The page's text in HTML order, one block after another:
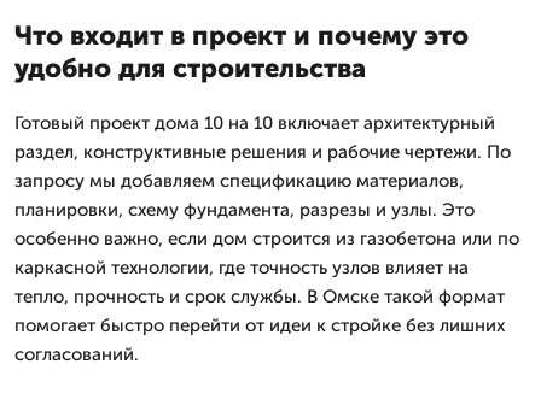
Что входит в проект и почему это
удобно для строительства
Готовый проект дома 10 на 10 включает архитектурный
раздел, конструктивные решения и рабочие чертежи. По
запросу мы добавляем спецификацию материалов,
планировки, схему фундамента, разрезы и узлы. Это
особенно важно, если дом строится из газобетона или по
каркасной технологии, где точность узлов влияет на
тепло, прочность и срок службы. В Омске такой формат
помогает быстро перейти от идеи к стройке без лишних
согласований.